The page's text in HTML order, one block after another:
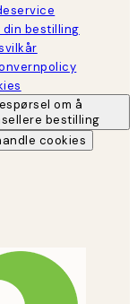
din bestilling
om å
bestilling
cookies